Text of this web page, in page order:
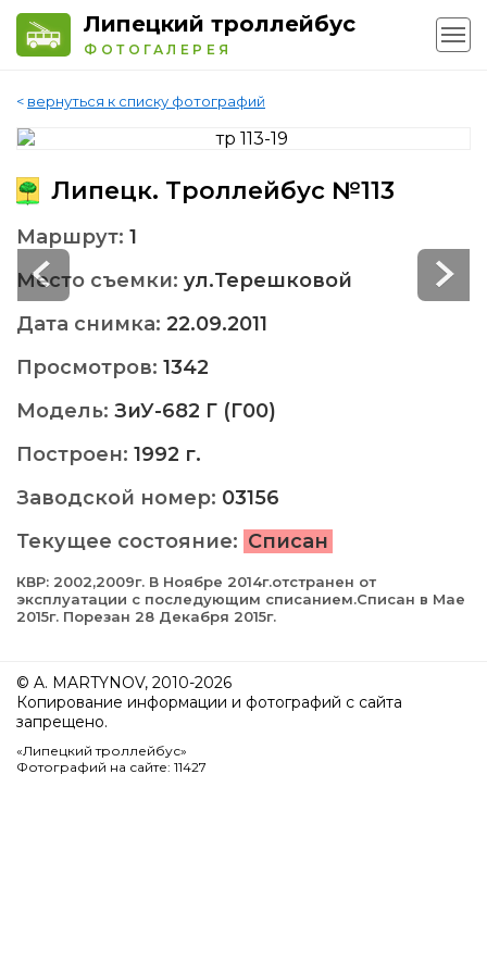
Липецкий троллейбус
ФОТОГАЛЕРЕЯ
< вернуться к списку фотографий
Липецк. Троллейбус №113
Маршрут: 1
Место съемки: ул.Терешковой
Дата снимка: 22.09.2011
Просмотров: 1342
Модель: ЗиУ-682 Г (Г00)
Построен: 1992 г.
Заводской номер: 03156
Текущее состояние: Списан
КВР: 2002,2009г. В Ноябре 2014г.отстранен от
эксплуатации с последующим списанием.Списан в Мае
2015г. Порезан 28 Декабря 2015г.
© A. MARTYNOV, 2010-2026
Копирование информации и фотографий с сайта
запрещено.
«Липецкий троллейбус»
Фотографий на сайте: 11427